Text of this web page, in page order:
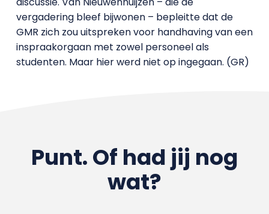
vergadering bleef bijwonen – bepleitte dat de
GMR zich zou uitspreken voor handhaving van een
inspraakorgaan met zowel personeel als
studenten. Maar hier werd niet op ingegaan. (GR)
Punt. Of had jij nog
wat?